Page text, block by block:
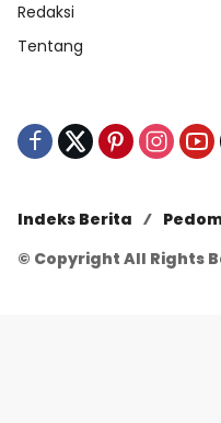
Redaksi
Tentang
Indeks Berita
© Copyright All Rights